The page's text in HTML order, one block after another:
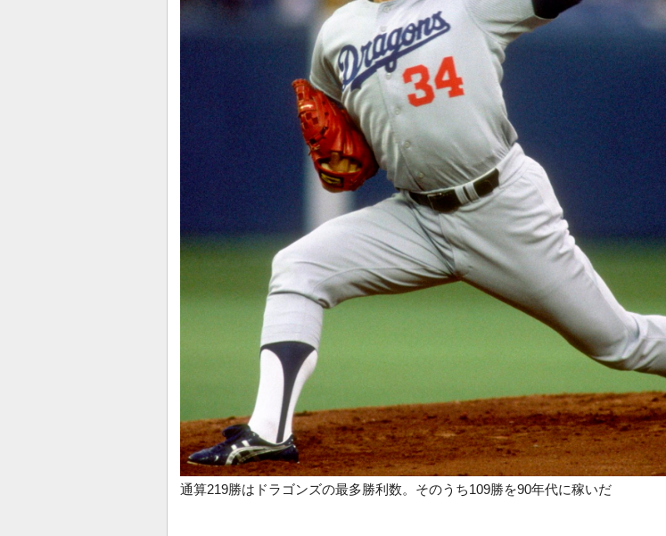
通算219勝はドラゴンズの最多勝利数。そのうち109勝を90年代に稼いだ